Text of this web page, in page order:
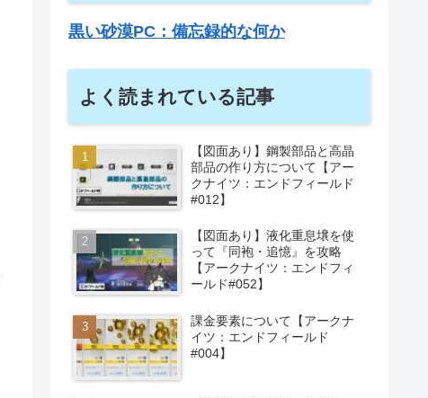
黒い砂漠PC：備忘録的な何か
よく読まれている記事
【図面あり】鋼製部品と高晶
部品の作り方について【アー
クナイツ：エンドフィールド
#012】
【図面あり】液化重息壌を使
って『同袍・追憶』を攻略
【アークナイツ：エンドフィ
ールド#052】
課金要素について【アークナ
イツ：エンドフィールド
#004】